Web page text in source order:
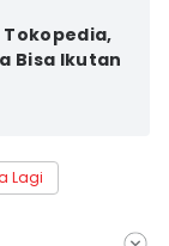
Bisa Ikutan
Lagi